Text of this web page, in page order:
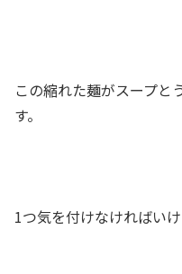
この縮れた麺がスープと
す。
1つ気を付けなければいけ